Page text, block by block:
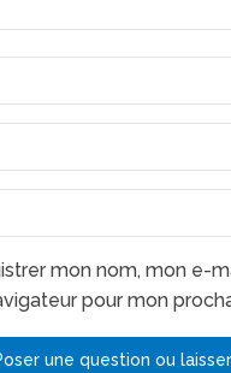
mon nom, mon e-
pour mon